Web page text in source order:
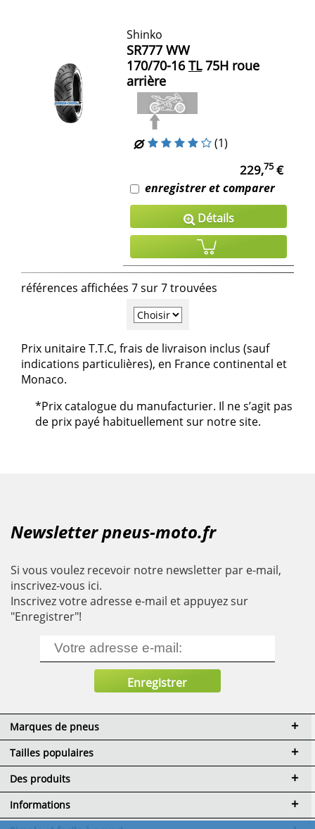
Shinko
SR777 WW
170/70-16 TL75H roue
arrière
(1)
229,75€
enregistrer et comparer
Détails
références affichées 7 sur 7 trouvées
Prix unitaire T.T.C, frais de livraison inclus (sauf
indications particulières), en France continental et
Monaco.
*Prix catalogue du manufacturier. Il ne s’agit pas
de prix payé habituellement sur notre site.
Newsletter pneus-moto.fr
Si vous voulez recevoir notre newsletter par e-mail,
inscrivez-vous ici.
Inscrivez votre adresse e-mail et appuyez sur
"Enregistrer"!
Marques de pneus
Tailles populaires
Des produits
Informations